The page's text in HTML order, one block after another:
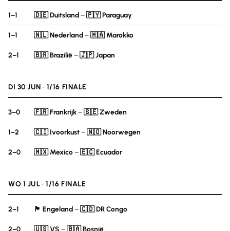
1–1 🇩🇪 Duitsland–🇵🇾 Paraguay
1–1 🇳🇱 Nederland–🇲🇦 Marokko
2–1 🇧🇷 Brazilië–🇯🇵 Japan
DI 30 JUN · 1/16 FINALE
3–0 🇫🇷 Frankrijk–🇸🇪 Zweden
1–2 🇨🇮 Ivoorkust–🇳🇴 Noorwegen
2–0 🇲🇽 Mexico–🇪🇨 Ecuador
WO 1 JUL · 1/16 FINALE
2–1 🏴󠁧󠁢󠁥󠁮󠁧󠁿 Engeland–🇨🇩 DR Congo
2–0 🇺🇸 VS –🇧🇦 Bosnië